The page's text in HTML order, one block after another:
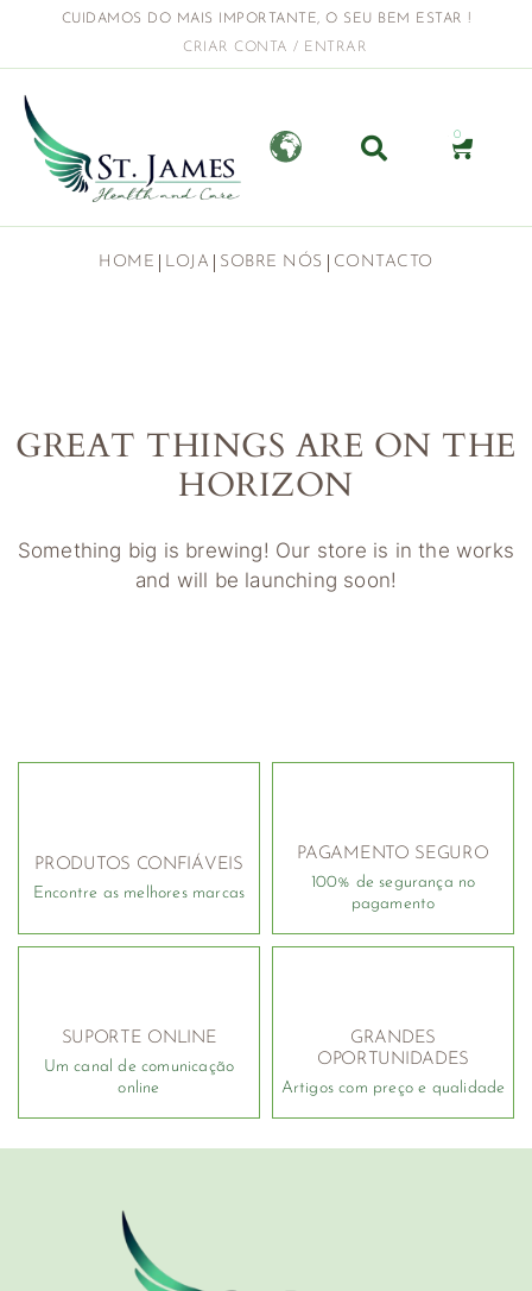
CUIDAMOS DO MAIS IMPORTANTE, O SEU BEM ESTAR !
CRIAR CONTA / ENTRAR
0
HOME LOJA SOBRE NÓS CONTACTO
GREAT THINGS ARE ON THE
HORIZON
Something big is brewing! Our store is in the works
and will be launching soon!
PRODUTOS CONFIÁVEIS
Encontre as melhores marcas
PAGAMENTO SEGURO
100% de segurança no
pagamento
SUPORTE ONLINE
Um canal de comunicação
online
GRANDES
OPORTUNIDADES
Artigos com preço e qualidade